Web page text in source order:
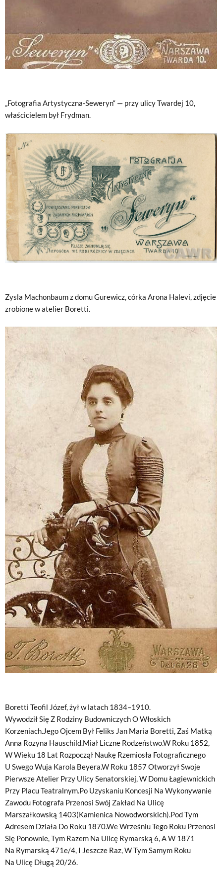
„Fotografia Artystyczna-Seweryn“ — przy ulicy Twardej 10,
właścicielem był Frydman.
Zysla Machonbaum z domu Gurewicz, córka Arona Halevi, zdjęcie
zrobione w atelier Boretti.
Boretti Teofil Józef, żył w latach 1834–1910.
Wywodził Się Z Rodziny Budowniczych O Włoskich
Korzeniach.Jego Ojcem Był Feliks Jan Maria Boretti, Zaś Matką
Anna Rozyna Hauschild.Miał Liczne Rodzeństwo.W Roku 1852,
W Wieku 18 Lat Rozpoczął Naukę Rzemiosła Fotograficznego
U Swego Wuja Karola Beyera.W Roku 1857 Otworzył Swoje
Pierwsze Atelier Przy Ulicy Senatorskiej, W Domu Łagiewnickich
Przy Placu Teatralnym.Po Uzyskaniu Koncesji Na Wykonywanie
Zawodu Fotografa Przenosi Swój Zakład Na Ulicę
Marszałkowską 1403(Kamienica Nowodworskich).Pod Tym
Adresem Działa Do Roku 1870.We Wrześniu Tego Roku Przenosi
Się Ponownie, Tym Razem Na Ulicę Rymarską 6, A W 1871
Na Rymarską 471e/4, I Jeszcze Raz, W Tym Samym Roku
Na Ulicę Długą 20/26.